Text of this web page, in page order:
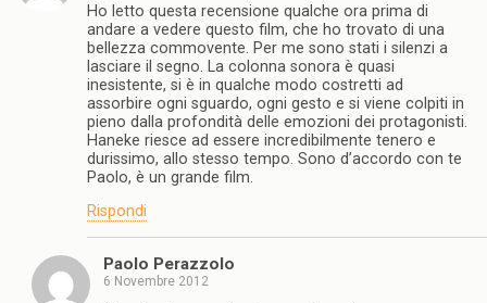
Ho letto questa recensione qualche ora prima di
andare a vedere questo film, che ho trovato di una
bellezza commovente. Per me sono stati i silenzi a
lasciare il segno. La colonna sonora è quasi
inesistente, si è in qualche modo costretti ad
assorbire ogni sguardo, ogni gesto e si viene colpiti in
pieno dalla profondità delle emozioni dei protagonisti.
Haneke riesce ad essere incredibilmente tenero e
durissimo, allo stesso tempo. Sono d’accordo con te
Paolo, è un grande film.
Rispondi
Paolo Perazzolo
6 Novembre 2012